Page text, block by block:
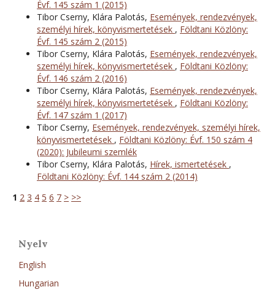
Évf. 145 szám 1 (2015)
Tibor Cserny, Klára Palotás, Események, rendezvények,
személyi hírek, könyvismertetések , Földtani Közlöny:
Évf. 145 szám 2 (2015)
Tibor Cserny, Klára Palotás, Események, rendezvények,
személyi hírek, könyvismertetések , Földtani Közlöny:
Évf. 146 szám 2 (2016)
Tibor Cserny, Klára Palotás, Események, rendezvények,
személyi hírek, könyvismertetések , Földtani Közlöny:
Évf. 147 szám 1 (2017)
Tibor Cserny, Események, rendezvények, személyi hírek,
könyvismertetések , Földtani Közlöny: Évf. 150 szám 4
(2020): Jubileumi szemlék
Tibor Cserny, Klára Palotás, Hírek, ismertetések ,
Földtani Közlöny: Évf. 144 szám 2 (2014)
1 2 3 4 5 6 7 > >>
Nyelv
English
Hungarian